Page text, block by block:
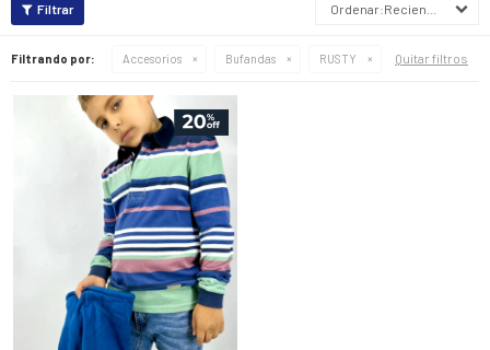
Recientes
Filtrando por: Accesorios Bufandas RUSTY Quitar filtros